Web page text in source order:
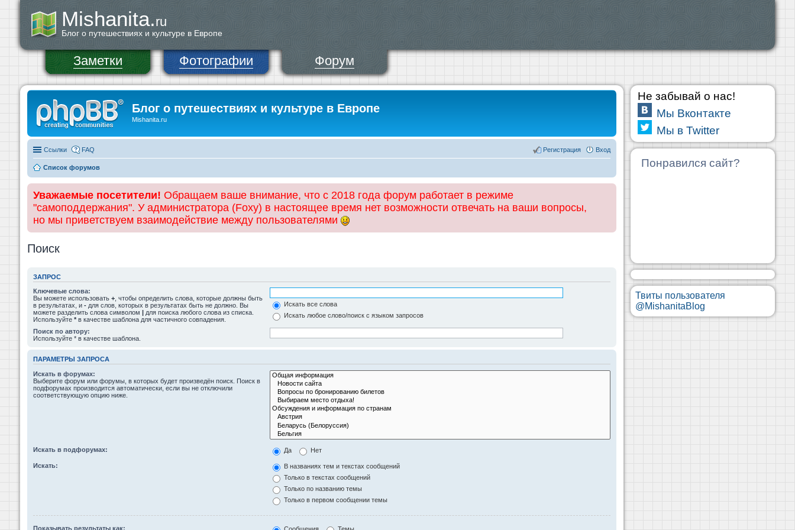
Mishanita.ru
Блог о путешествиях и культуре в Европе
Заметки Фотографии Форум
Блог о путешествиях и культуре в Европе
Mishanita.ru
Ссылки FAQ Вход
Регистрация
Список форумов
Уважаемые посетители! Обращаем ваше внимание, что с 2018 года форум работает в режиме
"самоподдержания". У администратора (Foxy) в настоящее время нет возможности отвечать на ваши вопросы,
но мы приветствуем взаимодействие между пользователями
Поиск
ЗАПРОС
Ключевые слова:
Вы можете использовать + , чтобы определить слова, которые должны быть
в результатах, и - для слов, которых в результатах быть не должно. Вы
можете разделить слова символом | для поиска любого слова из списка.
Используйте * в качестве шаблона для частичного совпадения.
Искать все слова
Искать любое слово/поиск с языком запросов
Поиск по автору:
Используйте * в качестве шаблона.
ПАРАМЕТРЫ ЗАПРОСА
Искать в форумах:
Выберите форум или форумы, в которых будет произведён поиск. Поиск в
подфорумах производится автоматически, если вы не отключили
соответствующую опцию ниже.
Искать в подфорумах: Да Нет
Искать:
В названиях тем и текстах сообщений
Только в текстах сообщений
Только по названию темы
Только в первом сообщении темы
Показывать результаты как:
Не забывай о нас!
Мы Вконтакте
Мы в Twitter
Понравился сайт?
Твиты пользователя
@MishanitaBlog